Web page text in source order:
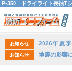
お知らせ 2026年 夏
お知らせ 地震の影響